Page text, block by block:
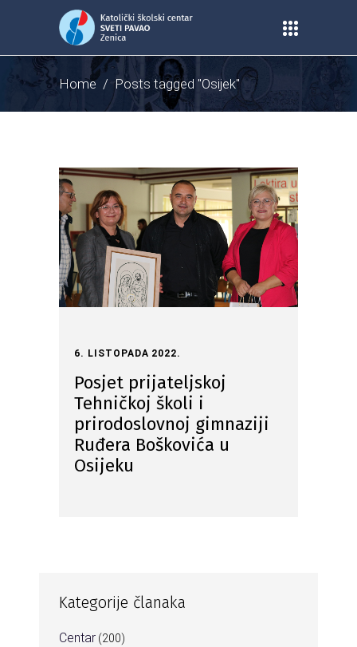
Home/Posts tagged "Osijek"
6. LISTOPADA 2022.
Posjet prijateljskoj
Tehničkoj školi i
prirodoslovnoj gimnaziji
Ruđera Boškovića u
Osijeku
Kategorije članaka
Centar (200)